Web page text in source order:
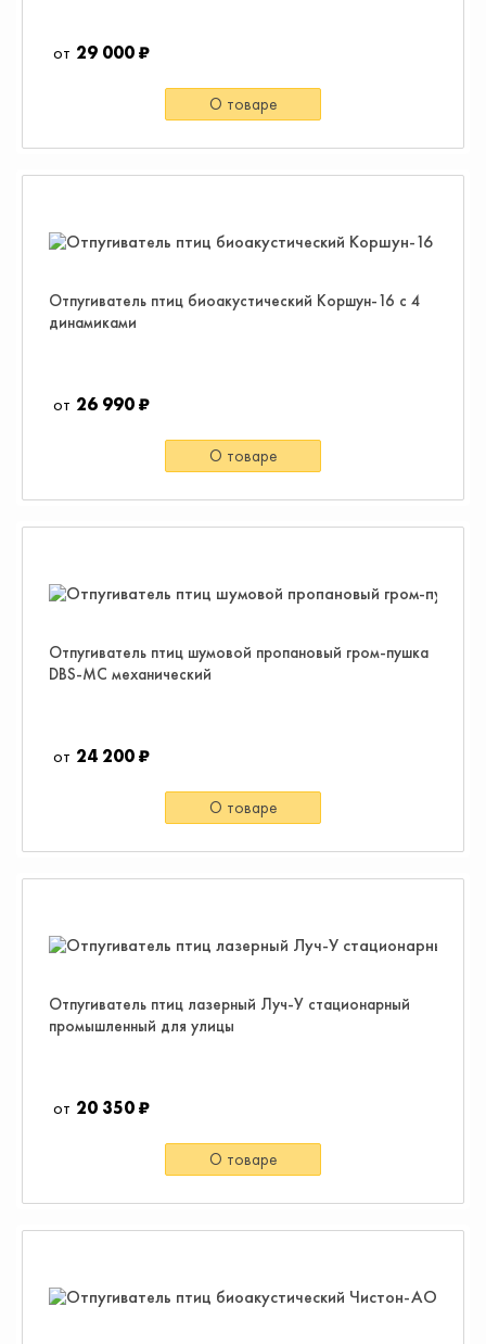
29 000 ₽
О товаре
Отпугиватель птиц биоакустический Коршун-16 с 4
динамиками
26 990 ₽
О товаре
Отпугиватель птиц шумовой пропановый гром-пушка
DBS-MC механический
24 200 ₽
О товаре
Отпугиватель птиц лазерный Луч-У стационарный
промышленный для улицы
20 350 ₽
О товаре